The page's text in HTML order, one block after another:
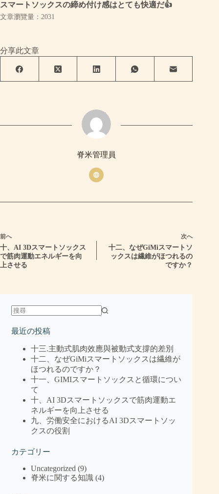
スマートソックスの締め付け感はとても快適だ👍
文章瀏覽量：2031
分享此文章
脊米管理員
前へ
十、AI 3Dスマートソックス
で筋肉運動エネルギーを向
上させる
次へ
十二、なぜGiMiスマートソ
ックスは繊維がほつれるの
ですか？
最近の投稿
十三.主動式肌肉效應與被動式支撐的差別
十二、なぜGiMiスマートソックスは繊維が
ほつれるのですか？
十一、GIMIスマートソックスと循環につい
て
十、AI 3Dスマートソックスで筋肉運動エ
ネルギーを向上させる
九、労働安全におけるAI 3Dスマートソッ
クスの役割
カテゴリー
Uncategorized (9)
脊米に関する知識 (4)